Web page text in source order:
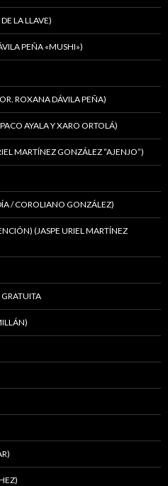
LA LLAVE)
PEÑA «MUSHI»)
ROXANA DÁVILA PEÑA)
AYALA Y XARO ORTOLÁ)
MARTÍNEZ GONZÁLEZ “AJENJO”)
/ COROLIANO GONZÁLEZ)
(JASPE URIEL MARTÍNEZ
GRATUITA